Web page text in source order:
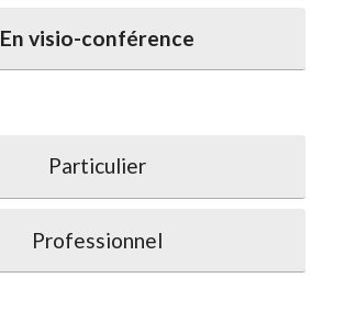
En visio-conférence
Particulier
Professionnel